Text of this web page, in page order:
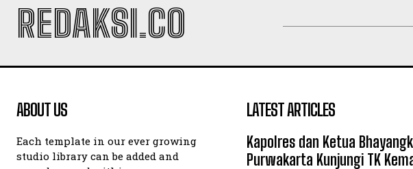
REDAKSI.CO
ABOUT US
Each template in our ever growing
studio library can be added and
LATEST ARTICLES
Kapolres dan Ketua
Purwakarta Kunjungi TK